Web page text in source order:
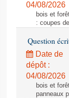
Comptes
04/08/2026
bois et
: coupes
Question
Date de
dépôt :
04/08/2026
bois et
panneaux